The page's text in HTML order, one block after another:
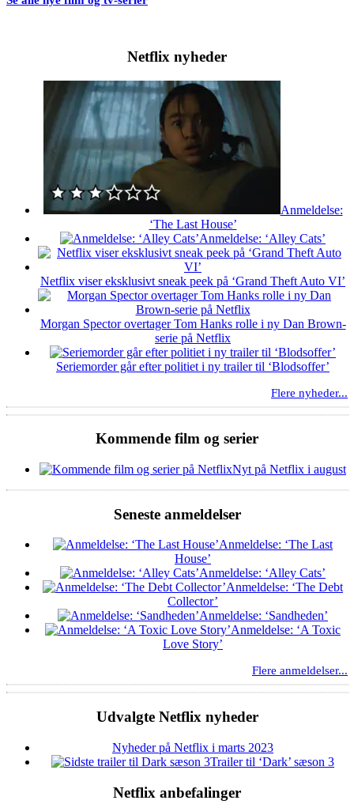
Netflix nyheder
Anmeldelse:
‘The Last House’
Anmeldelse: ‘Alley Cats’
Netflix viser eksklusivt sneak peek på ‘Grand Theft Auto VI’
Morgan Spector overtager Tom Hanks rolle i ny Dan Brown-
serie på Netflix
Seriemorder går efter politiet i ny trailer til ‘Blodsoffer’
Flere nyheder...
Kommende film og serier
Nyt på Netflix i august
Seneste anmeldelser
Anmeldelse: ‘The Last
House’
Anmeldelse: ‘Alley Cats’
Anmeldelse: ‘The Debt
Collector’
Anmeldelse: ‘Sandheden’
Anmeldelse: ‘A Toxic
Love Story’
Flere anmeldelser...
Udvalgte Netflix nyheder
Nyheder på Netflix i marts 2023
Trailer til ‘Dark’ sæson 3
Netflix anbefalinger